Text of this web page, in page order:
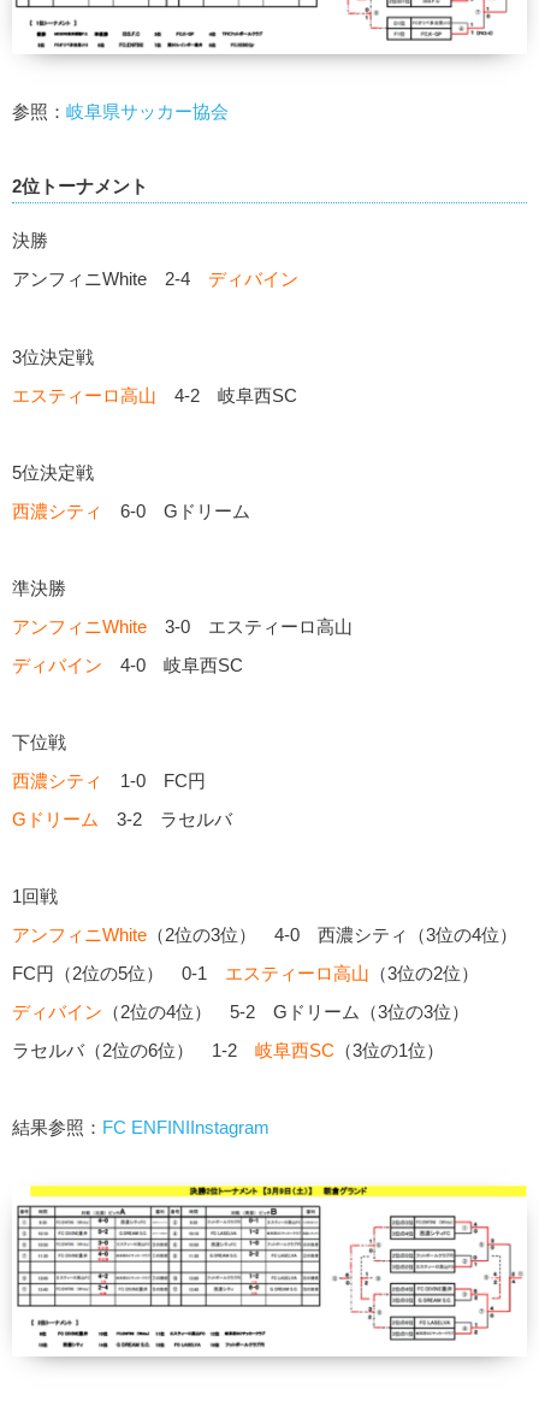
参照： 岐阜県サッカー協会
2位トーナメント
決勝
アンフィニWhite 2-4 ディバイン
3位決定戦
エスティーロ高山 4-2 岐阜西SC
5位決定戦
西濃シティ
6-0 Gドリーム
準決勝
アンフィニWhite 3-0 エスティーロ高山
ディバイン 4-0 岐阜西SC
下位戦
西濃シティ
1-0 FC円
Gドリーム
3-2 ラセルバ
1回戦
アンフィニWhite （2位の3位） 4-0 西濃シティ（3位の4位）
FC円（2位の5位） 0-1 エスティーロ高山 （3位の2位）
ディバイン （2位の4位） 5-2 Gドリーム（3位の3位）
ラセルバ（2位の6位） 1-2 岐阜西SC （3位の1位）
結果参照： FC ENFINIInstagram